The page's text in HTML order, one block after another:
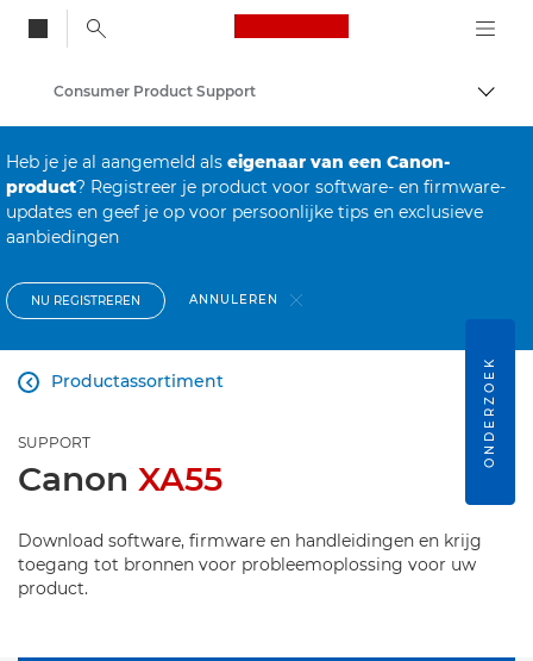
Canon Logo, back
Consumer Product Support
Heb je je al aangemeld als eigenaar van een Canon-
product? Registreer je product voor software- en firmware-
updates en geef je op voor persoonlijke tips en exclusieve
aanbiedingen
NU REGISTREREN ANNULEREN
Productassortiment

SUPPORT
Canon XA55
Download software, firmware en handleidingen en krijg
toegang tot bronnen voor probleemoplossing voor uw
product.
ONDERZOEK